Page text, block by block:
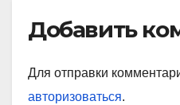
Добавить
Для отправки
авторизоваться.